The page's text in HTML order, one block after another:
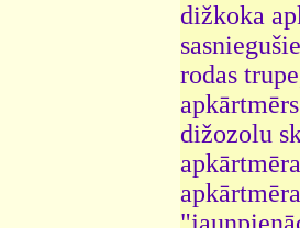
dižkoka
rodas
dižozolu